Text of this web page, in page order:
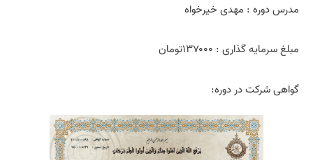
مدرس دوره : مهدی خیرخواه
مبلغ سرمایه گذاری : ۱۳۷۰۰۰تومان
گواهی شرکت در دوره: